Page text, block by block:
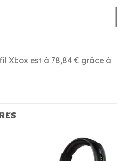
Xbox est à 78,84 € grâce à